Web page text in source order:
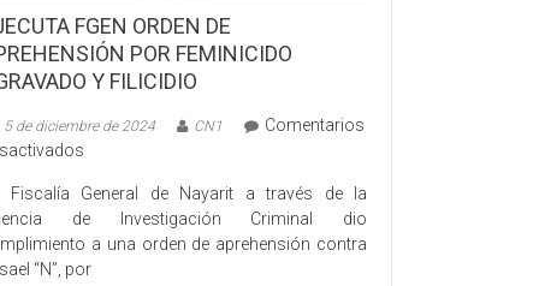
FGEN ORDEN DE
POR FEMINICIDO
Y FILICIDIO
5 de diciembre de 2024 CN1
Comentarios
FGEN
ORDEN
DE
APREHENSIÓN
Fiscalía General de Nayarit a través de la
de Investigación Criminal dio
a una orden de aprehensión contra
“N”, por